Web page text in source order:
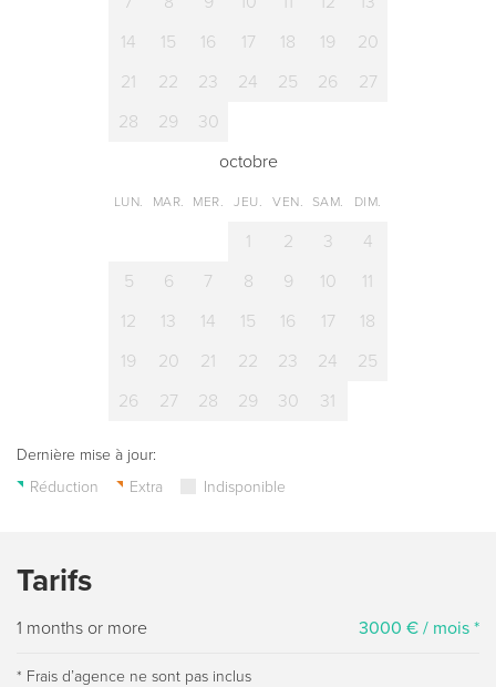
14
15 16 17 18 19
20
21
22 23 24 25 26
27
28
29
30
octobre
LUN. MAR. MER. JEU. VEN. SAM. DIM.
1 2 3
4
5
6 7 8 9 10
11
12
13 14 15 16 17
18
19
20 21 22 23 24
25
26
27 28 29 30 31
Dernière mise à jour:
Réduction
Extra Indisponible
Tarifs
1 months or more 3000 € / mois *
* Frais dʼagence ne sont pas inclus